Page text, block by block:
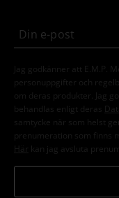
Jag godkänner att E.M.P.
personuppgifter och
om deras produkter. Jag
behandlas enligt deras
samtycke när som helst
prenumeration som finns
Här kan jag avsluta